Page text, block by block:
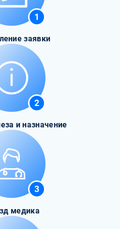
1
заявки
2
и назначение
3
медика